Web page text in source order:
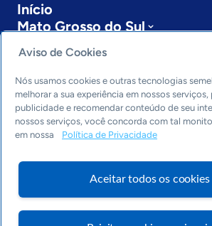
Início
Mato Grosso do Sul
Sobre a ASN
Últimas notícias
Entre em contato
Editorias
Economia & Política
Inovação & Tecnologia
Cultura empreendedora
Arquivo
Aviso de Cookies
Nós usamos cookies e outras tecnologias
melhorar a sua experiência em nossos serviços,
publicidade e recomendar conteúdo de seu
nossos serviços, você concorda com tal
em nossa
Política de Privacidade
Aceitar todos os cookies